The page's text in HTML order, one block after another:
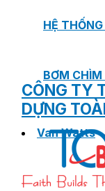
HỆ
BƠM CHÌM
Van Watts
CÔNG TY
DỰNG